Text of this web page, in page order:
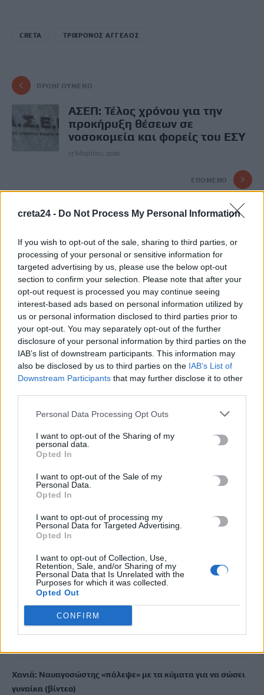
creta24 - Do Not Process My Personal Information
If you wish to opt-out of the sale, sharing to third parties, or
processing of your personal or sensitive information for
targeted advertising by us, please use the below opt-out
section to confirm your selection. Please note that after your
opt-out request is processed you may continue seeing
interest-based ads based on personal information utilized by
us or personal information disclosed to third parties prior to
your opt-out. You may separately opt-out of the further
disclosure of your personal information by third parties on the
IAB’s list of downstream participants. This information may
also be disclosed by us to third parties on the IAB’s List of
Downstream Participants that may further disclose it to other
Personal Data Processing Opt Outs
I want to opt-out of the Sharing of my
personal data.
Opted In
I want to opt-out of the Sale of my
Personal Data.
Opted In
I want to opt-out of processing my
Personal Data for Targeted Advertising.
Opted In
I want to opt-out of Collection, Use,
Retention, Sale, and/or Sharing of my
Personal Data that Is Unrelated with the
Purposes for which it was collected.
Opted Out
CONFIRM
CRETA ΤΡΙΧΡΟΝΟΣ ΑΓΓΕΛΟΣ
ΠΡΟΗΓΟΎΜΕΝΟ
ΑΣΕΠ: Τέλος χρόνου για την
προκήρυξη θέσεων σε
νοσοκομεία και φορείς του ΕΣΥ
17 Μαρτίου, 2026
ΕΠΌΜΕΝΟ
«Βυθίζεται» ο ΣΥΡΙΖΑ
περιμένοντας τον Αλέξη
17 Μαρτίου, 2026
Μην χάνεις είδηση. Βάλε τοCRETA24στην
Google
ΠΡΟΣΘΕΣΕ ΤΟ CRETA24ΣΤΗΝ GOOGLE
ΡΟΗ ΕΙΔΗΣΕΩΝ
Υπό έλεγχο η πυρκαγιά στον Κουβαρά Αττικής, παραμένουν
10 Αυγούστου, 2026
Ενετικά Τείχη: Ο κόσμος “αγκαλιάζει” τα αναψυκτήρια
10 Αυγούστου, 2026
Κοινός λογαριασμός: Πότε η ανάληψη χρημάτων θεωρείται
10 Αυγούστου, 2026
Ηράκλειο: «Βούλιαξε» το λιμάνι μέσα σε ένα τριήμερο – Πάνω
από 32.000 επιβάτες
10 Αυγούστου, 2026
«Σαλπάρουμε για Γυμνάσιο!»: Τριήμερο βιωματικό
εργαστήριο για μαθητές από το ΚΕΣΑΝ Ηρακλείου
Χανιά: Ναυαγοσώστης «πάλεψε» με τα κύματα για να σώσει
γυναίκα (βίντεο)